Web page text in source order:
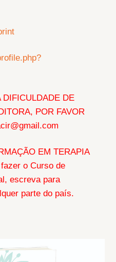
DIFICULDADE DE
POR FAVOR
EM TERAPIA
o Curso de
escreva para
parte do país.